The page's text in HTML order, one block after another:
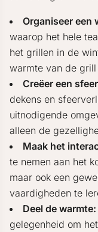
Organiseer een
waarop het hele
het grillen in de
warmte van de
Creëer een
dekens en
uitnodigende
alleen de
Maak het
te nemen aan het
maar ook een
vaardigheden te
Deel de warmte:
gelegenheid om